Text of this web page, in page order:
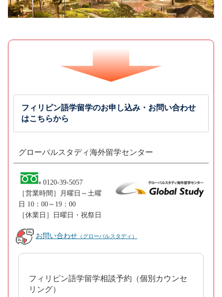
フィリピン語学留学のお申し込み・お問い合わせ
はこちらから
グローバルスタディ海外留学センター
0120-39-5057
［営業時間］月曜日～土曜
日 10：00～19：00
［休業日］日曜日・祝祭日
お問い合わせ （グローバルスタディ）
フィリピン語学留学相談予約（個別カウンセ
リング）